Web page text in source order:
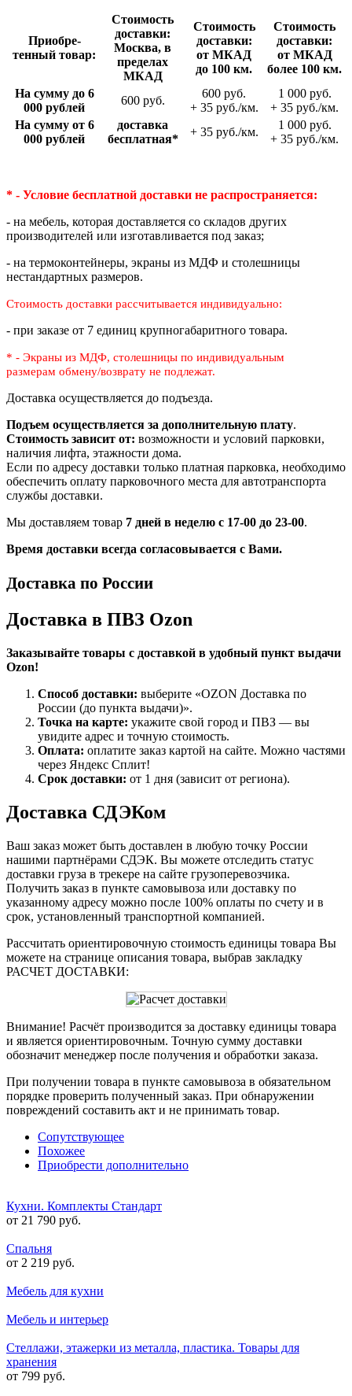
Приобре­
тенный товар:
Стои­мость
доставки:
Москва, в
пределах
МКАД
Стои­мость
доставки:
от МКАД
до 100 км.
Стои­мость
доставки:
от МКАД
более 100 км.
На сумму до 6
000 рублей
600 руб.
600 руб.
+ 35 руб./км.
1 000 руб.
+ 35 руб./км.
На сумму от 6
000 рублей
доставка
беспла­тная*
+ 35 руб./км.
1 000 руб.
+ 35 руб./км.
* - Условие бесплатной доставки не распространяется:
- на мебель, которая доставляется со складов других
производителей или изготавливается под заказ;
- на термоконтейнеры, экраны из МДФ и столешницы
нестандартных размеров.
Стоимость доставки рассчитывается индивидуально:
- при заказе от 7 единиц крупногабаритного товара.
* - Экраны из МДФ, столешницы по индивидуальным
размерам обмену/возврату не подлежат.
Доставка осуществляется до подъезда.
Подъем осуществляется за дополнительную плату.
Стоимость зависит от: возможности и условий парковки,
наличия лифта, этажности дома.
Если по адресу доставки только платная парковка, необходимо
обеспечить оплату парковочного места для автотранспорта
службы доставки.
Мы доставляем товар 7 дней в неделю с 17-00 до 23-00.
Время доставки всегда согласовывается с Вами.
Доставка по России
Доставка в ПВЗ Ozon
Заказывайте товары с доставкой в удобный пункт выдачи
Ozon!
Способ доставки: выберите «OZON Доставка по
России (до пункта выдачи)».
Точка на карте: укажите свой город и ПВЗ — вы
увидите адрес и точную стоимость.
Оплата: оплатите заказ картой на сайте. Можно частями
через Яндекс Сплит!
Срок доставки: от 1 дня (зависит от региона).
Доставка СДЭКом
Ваш заказ может быть доставлен в любую точку России
нашими партнёрами СДЭК. Вы можете отследить статус
доставки груза в трекере на сайте грузоперевозчика.
Получить заказ в пункте самовывоза или доставку по
указанному адресу можно после 100% оплаты по счету и в
срок, установленный транспортной компанией.
Рассчитать ориентировочную стоимость единицы товара Вы
можете на странице описания товара, выбрав закладку
РАСЧЕТ ДОСТАВКИ:
Внимание! Расчёт производится за доставку единицы товара
и является ориентировочным. Точную сумму доставки
обозначит менеджер после получения и обработки заказа.
При получении товара в пункте самовывоза в обязательном
порядке проверить полученный заказ. При обнаружении
повреждений составить акт и не принимать товар.
Сопутствующее
Похожее
Приобрести дополнительно
Кухни. Комплекты Стандарт
от 21 790 руб.
Спальня
от 2 219 руб.
Мебель для кухни
Мебель и интерьер
Стеллажи, этажерки из металла, пластика. Товары для
хранения
от 799 руб.